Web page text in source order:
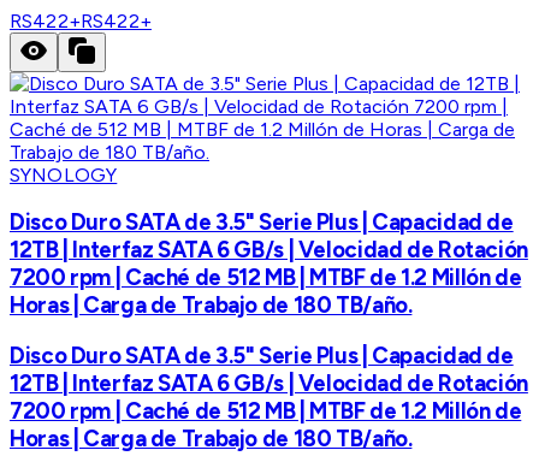
RS422+RS422+
SYNOLOGY
Disco Duro SATA de 3.5" Serie Plus | Capacidad de
12TB | Interfaz SATA 6 GB/s | Velocidad de Rotación
7200 rpm | Caché de 512 MB | MTBF de 1.2 Millón de
Horas | Carga de Trabajo de 180 TB/año.
Disco Duro SATA de 3.5" Serie Plus | Capacidad de
12TB | Interfaz SATA 6 GB/s | Velocidad de Rotación
7200 rpm | Caché de 512 MB | MTBF de 1.2 Millón de
Horas | Carga de Trabajo de 180 TB/año.